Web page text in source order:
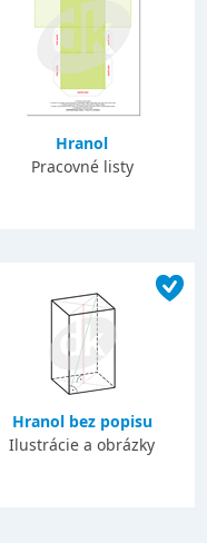
Hranol
Pracovné listy
Hranol bez popisu
Ilustrácie a obrázky